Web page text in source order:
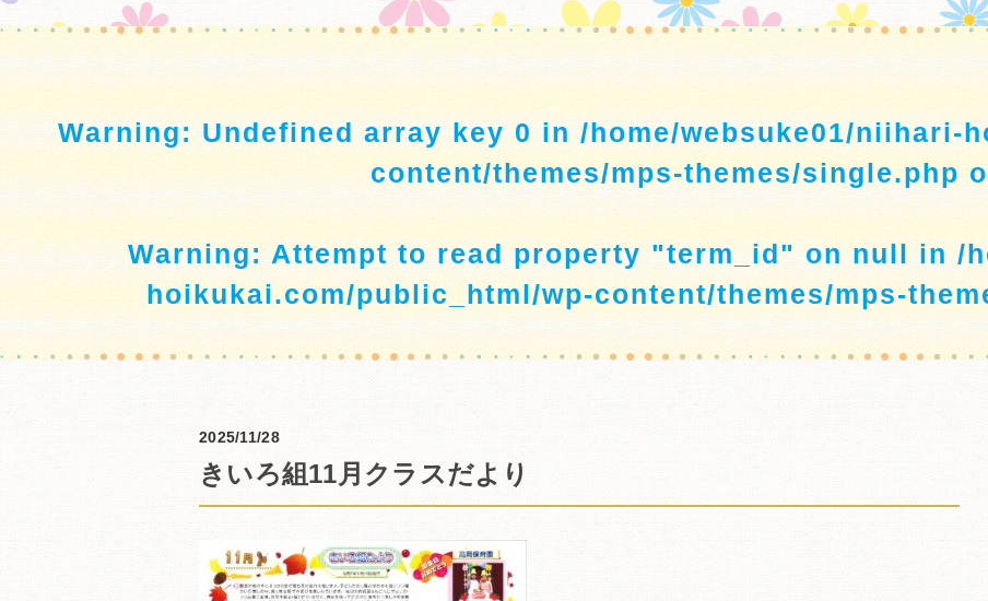
Warning: Undefined array key 0 in/home/websuke01/niihari-
content/themes/mps-themes/single.php
Warning: Attempt to read property "term_id" on null in/
hoikukai.com/public_html/wp-content/themes/mps-
2025/11/28
きいろ組11月クラスだより